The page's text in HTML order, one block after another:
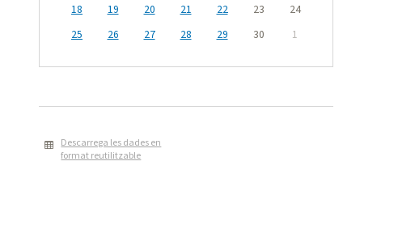
18
19 20 21 22 23
24
25
26 27 28 29 30 1
Descarrega les dades en
format reutilitzable